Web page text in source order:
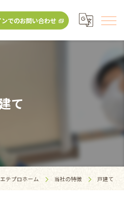
ンでのお問い合わせ
て
テプロホーム 当社の特徴 戸建て